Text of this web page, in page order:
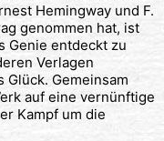
Hemingway und F.
genommen hat, ist
Genie entdeckt zu
Verlagen
Gemeinsam
auf eine vernünftige
Kampf um die